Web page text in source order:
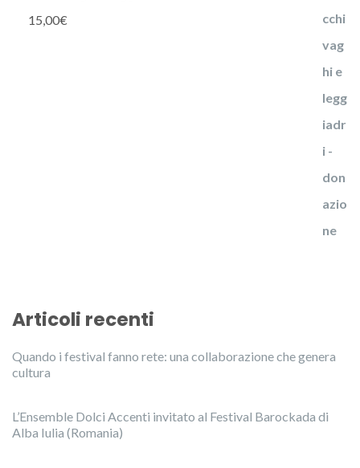
15,00€
Articoli recenti
Quando i festival fanno rete: una collaborazione che genera
cultura
L’Ensemble Dolci Accenti invitato al Festival Barockada di
Alba Iulia (Romania)